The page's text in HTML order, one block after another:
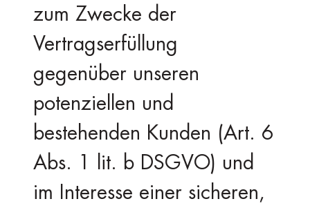
zum Zwecke der
Vertragserfüllung
gegenüber unseren
potenziellen und
bestehenden Kunden (Art. 6
Abs. 1 lit. b DSGVO) und
im Interesse einer sicheren,